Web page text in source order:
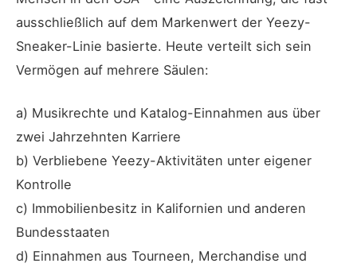
ausschließlich auf dem Markenwert der Yeezy-
Sneaker-Linie basierte. Heute verteilt sich sein
Vermögen auf mehrere Säulen:
a) Musikrechte und Katalog-Einnahmen aus über
zwei Jahrzehnten Karriere
b) Verbliebene Yeezy-Aktivitäten unter eigener
Kontrolle
c) Immobilienbesitz in Kalifornien und anderen
Bundesstaaten
d) Einnahmen aus Tourneen, Merchandise und